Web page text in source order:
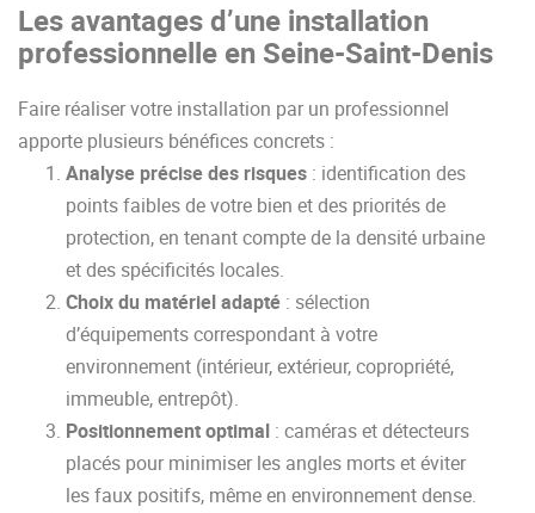
Les avantages d’une installation
professionnelle en Seine-Saint-Denis
Faire réaliser votre installation par un professionnel
apporte plusieurs bénéfices concrets :
Analyse précise des risques : identification des
points faibles de votre bien et des priorités de
protection, en tenant compte de la densité urbaine
et des spécificités locales.
Choix du matériel adapté : sélection
d’équipements correspondant à votre
environnement (intérieur, extérieur, copropriété,
immeuble, entrepôt).
Positionnement optimal : caméras et détecteurs
placés pour minimiser les angles morts et éviter
les faux positifs, même en environnement dense.